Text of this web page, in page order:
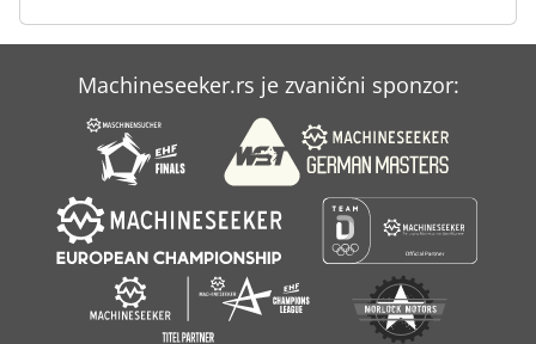
Case Ih Mx 230
Case Ih Mx 285
Case Ih Mxm 130
Machineseeker.rs je zvanični sponzor: